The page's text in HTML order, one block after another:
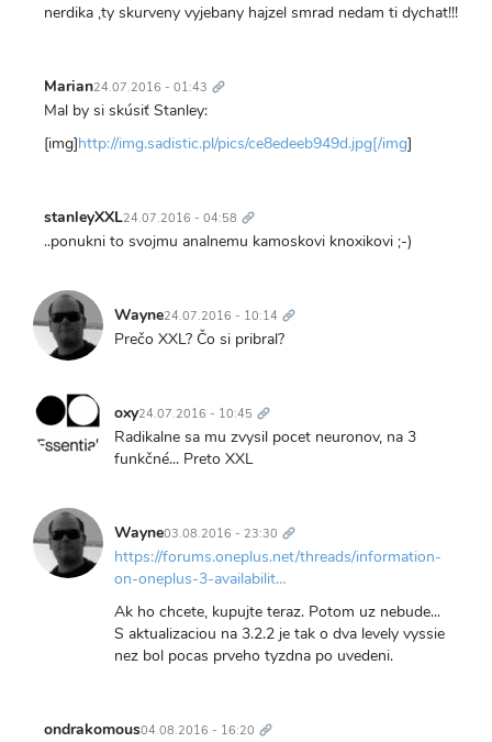
nerdika ,ty skurveny vyjebany hajzel smrad nedam ti dychat!!!
Marian24.07.2016 - 01:43 odkaz
Mal by si skúsiť Stanley:
[img]http://img.sadistic.pl/pics/ce8edeeb949d.jpg[/img]
stanleyXXL24.07.2016 - 04:58 odkaz
..ponukni to svojmu analnemu kamoskovi knoxikovi ;-)
Wayne24.07.2016 - 10:14 odkaz
Prečo XXL? Čo si pribral?
oxy24.07.2016 - 10:45 odkaz
Radikalne sa mu zvysil pocet neuronov, na 3
funkčné... Preto XXL
Wayne03.08.2016 - 23:30 odkaz
https://forums.oneplus.net/threads/information-
on-oneplus-3-availabilit…
Ak ho chcete, kupujte teraz. Potom uz nebude...
S aktualizaciou na 3.2.2 je tak o dva levely vyssie
nez bol pocas prveho tyzdna po uvedeni.
ondrakomous04.08.2016 - 16:20 odkaz